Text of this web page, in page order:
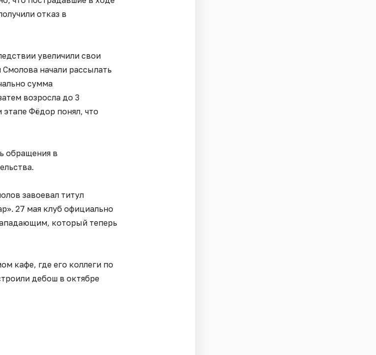
отказ в
увеличили свои
начали рассылать
сумма
возросла до 3
Фёдор понял, что
обращения в
завоевал титул
27 мая клуб официально
который теперь
кафе, где его коллеги по
дебош в октябре